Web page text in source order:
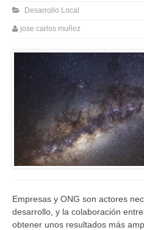
Desarrollo Local
jose carlos muñoz
Empresas y ONG son actores
desarrollo, y la colaboración
obtener unos resultados más